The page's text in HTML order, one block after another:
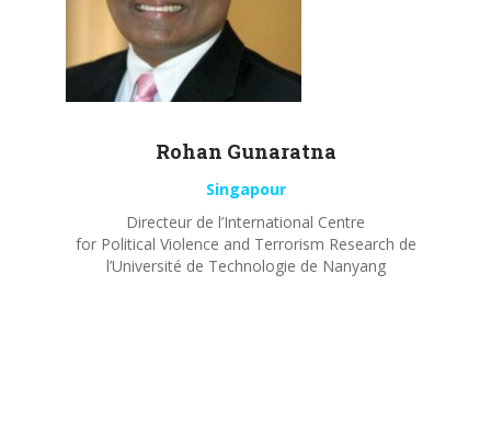
Rohan Gunaratna
Singapour
Directeur de l’International Centre
for Political Violence and Terrorism Research de
l’Université de Technologie de Nanyang